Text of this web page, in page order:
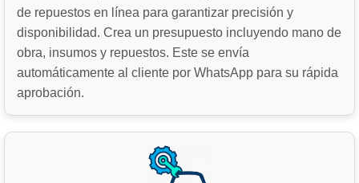
de repuestos en línea para garantizar precisión y
disponibilidad. Crea un presupuesto incluyendo mano de
obra, insumos y repuestos. Este se envía
automáticamente al cliente por WhatsApp para su rápida
aprobación.